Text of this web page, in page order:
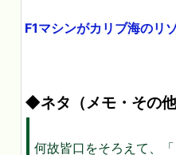
F1マシンがカリブ海のリ
◆ネタ（メモ・その他
何故皆口をそろえて、